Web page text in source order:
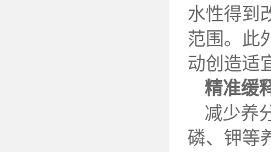
水性得到
范围。此
动创造适
精准缓
减少养
磷、钾等